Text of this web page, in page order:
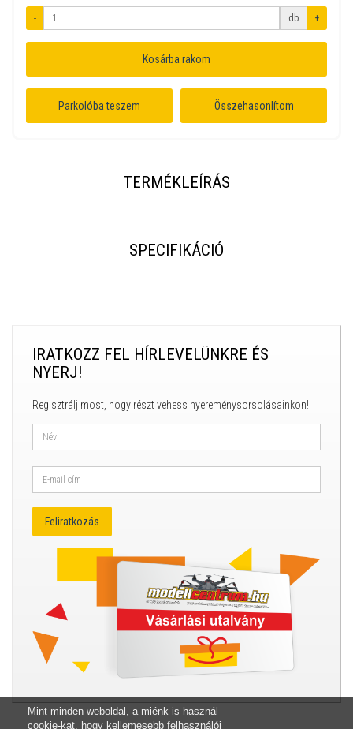
Mint minden weboldal, a miénk is használ
cookie-kat, hogy kellemesebb felhasználói
- db +
Kosárba rakom
Parkolóba teszem Összehasonlítom
TERMÉKLEÍRÁS
SPECIFIKÁCIÓ
IRATKOZZ FEL HÍRLEVELÜNKRE ÉS
NYERJ!
Regisztrálj most, hogy részt vehess nyereménysorsolásainkon!